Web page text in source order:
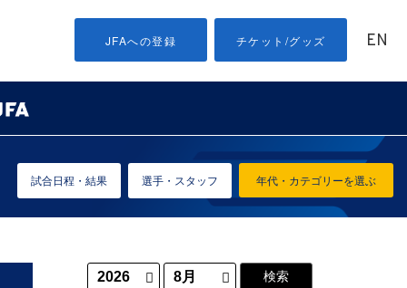
JFAへの登録 チケット/グッズ EN
年代・カテゴリーを選ぶ
試合日程・結果 選手・スタッフ